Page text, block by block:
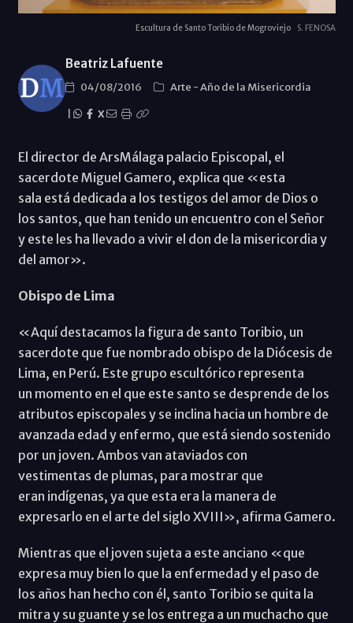
Escultura de Santo Toribio de Mogroviejo S. FENOSA
Beatriz Lafuente
04/08/2016 Arte -Año de la Misericordia
X
El director de ArsMálaga palacio Episcopal, el
sacerdote Miguel Gamero, explica que «esta
sala está dedicada a los testigos del amor de Dios o
los santos, que han tenido un encuentro con el Señor
y este les ha llevado a vivir el don de la misericordia y
del amor».
Obispo de Lima
«Aquí destacamos la figura de santo Toribio, un
sacerdote que fue nombrado obispo de la Diócesis de
Lima, en Perú. Este grupo escultórico representa
un momento en el que este santo se desprende de los
atributos episcopales y se inclina hacia un hombre de
avanzada edad y enfermo, que está siendo sostenido
por un joven. Ambos van ataviados con
vestimentas de plumas, para mostrar que
eran indígenas, ya que esta era la manera de
expresarlo en el arte del siglo XVIII», afirma Gamero.
Mientras que el joven sujeta a este anciano «que
expresa muy bien lo que la enfermedad y el paso de
los años han hecho con él, santo Toribio se quita la
mitra y su guante y se los entrega a un muchacho que